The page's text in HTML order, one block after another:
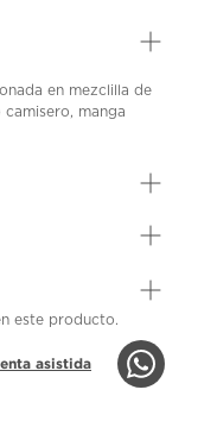
en mezclilla de
manga
este producto.
asistida